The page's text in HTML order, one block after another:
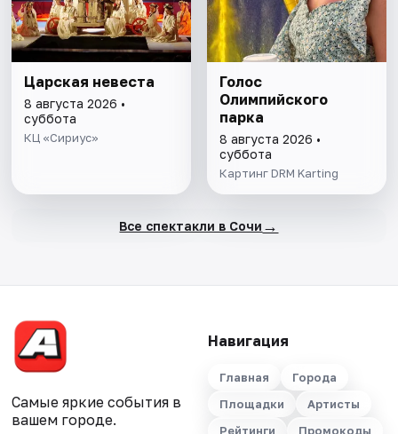
Царская невеста
8 августа 2026 •
суббота
КЦ «Сириус»
Голос
Олимпийского
парка
8 августа 2026 •
суббота
Картинг DRM Karting
Все спектакли в Сочи →
Самые яркие события в
вашем городе.
Навигация
Главная
Города
Площадки
Артисты
Рейтинги
Промокоды